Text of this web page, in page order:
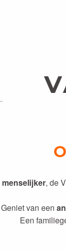
menselijker, de
Geniet van een
Een